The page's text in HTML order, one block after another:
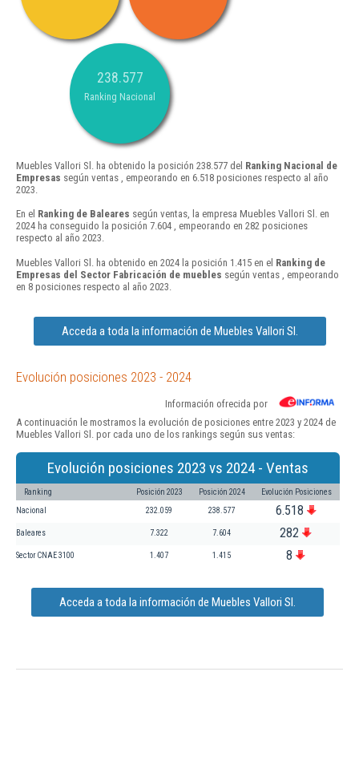
238.577
Ranking Nacional
Muebles Vallori Sl. ha obtenido la posición 238.577 del Ranking Nacional de
Empresas según ventas , empeorando en 6.518 posiciones respecto al año
2023.
En el Ranking de Baleares según ventas, la empresa Muebles Vallori Sl. en
2024 ha conseguido la posición 7.604 , empeorando en 282 posiciones
respecto al año 2023.
Muebles Vallori Sl. ha obtenido en 2024 la posición 1.415 en el Ranking de
Empresas del Sector Fabricación de muebles según ventas , empeorando
en 8 posiciones respecto al año 2023.
Acceda a toda la información de Muebles Vallori Sl.
Evolución posiciones 2023 - 2024
Información ofrecida por
A continuación le mostramos la evolución de posiciones entre 2023 y 2024 de
Muebles Vallori Sl. por cada uno de los rankings según sus ventas:
Evolución posiciones 2023 vs 2024 - Ventas
Ranking Posición 2023 Posición 2024 Evolución Posiciones
Nacional 232.059 238.577 6.518
Baleares 7.322 7.604 282
Sector CNAE 3100 1.407 1.415 8
Acceda a toda la información de Muebles Vallori Sl.